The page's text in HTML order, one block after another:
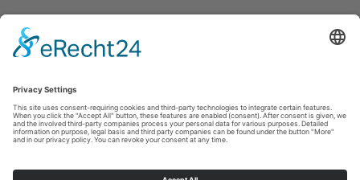
Imprint|Privacy policy
MöhnetalRadweg Johannes-Hummel-Weg 1 57392 Schmallenberg